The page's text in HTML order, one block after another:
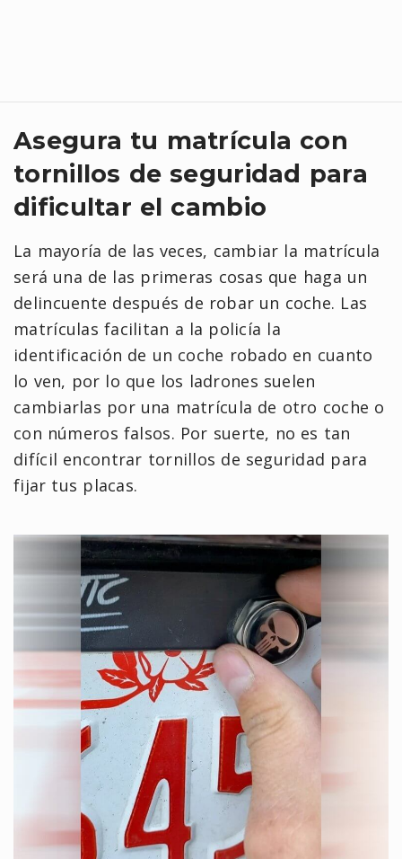
Asegura tu matrícula con
tornillos de seguridad para
dificultar el cambio
La mayoría de las veces, cambiar la matrícula
será una de las primeras cosas que haga un
delincuente después de robar un coche. Las
matrículas facilitan a la policía la
identificación de un coche robado en cuanto
lo ven, por lo que los ladrones suelen
cambiarlas por una matrícula de otro coche o
con números falsos. Por suerte, no es tan
difícil encontrar tornillos de seguridad para
fijar tus placas.